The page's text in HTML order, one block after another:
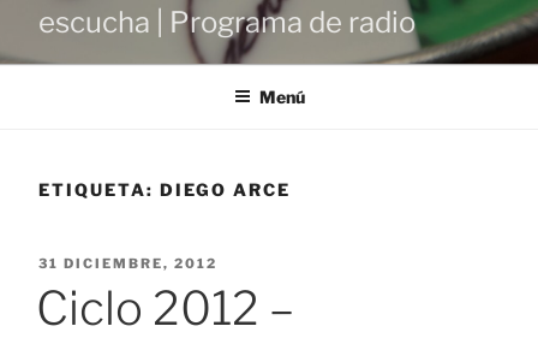
escucha | Programa de radio
Menú
ETIQUETA: DIEGO ARCE
PUBLICADO
31 DICIEMBRE, 2012
Ciclo 2012 –